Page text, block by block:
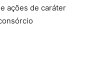
ações de caráter